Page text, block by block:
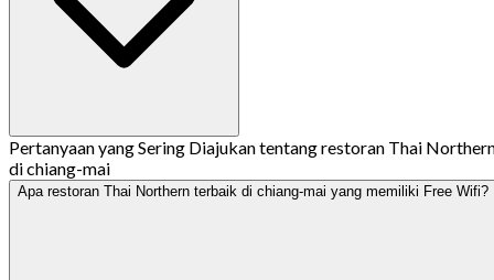
Pertanyaan yang Sering Diajukan tentang restoran Thai
di chiang-mai
Apa restoran Thai Northern terbaik di chiang-mai yang memiliki Free Wifi?